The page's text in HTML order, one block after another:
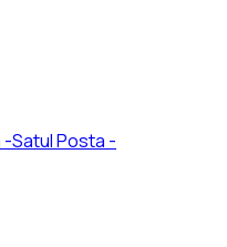
-Satul Posta -